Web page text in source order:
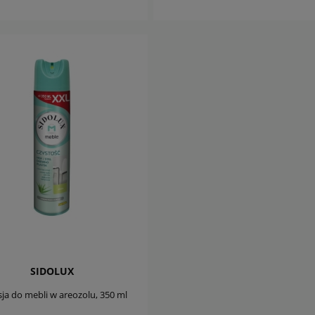
SIDOLUX
do mebli w areozolu, 350 ml